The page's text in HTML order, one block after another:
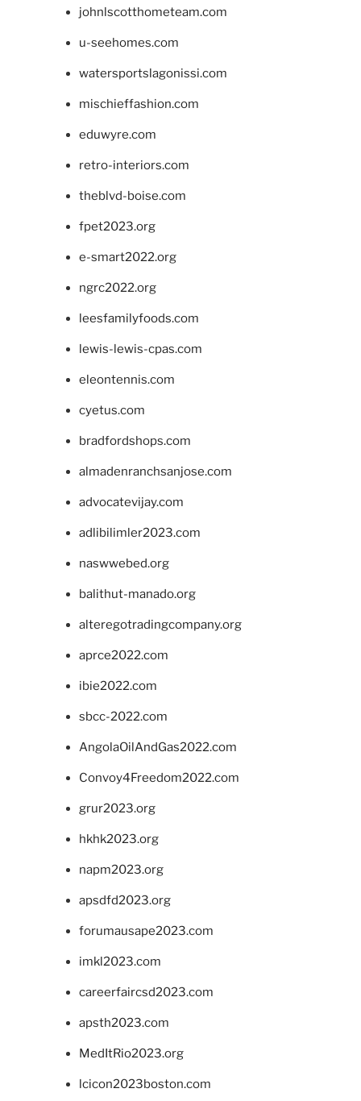
johnlscotthometeam.com
u-seehomes.com
watersportslagonissi.com
mischieffashion.com
eduwyre.com
retro-interiors.com
theblvd-boise.com
fpet2023.org
e-smart2022.org
ngrc2022.org
leesfamilyfoods.com
lewis-lewis-cpas.com
eleontennis.com
cyetus.com
bradfordshops.com
almadenranchsanjose.com
advocatevijay.com
adlibilimler2023.com
naswwebed.org
balithut-manado.org
alteregotradingcompany.org
aprce2022.com
ibie2022.com
sbcc-2022.com
AngolaOilAndGas2022.com
Convoy4Freedom2022.com
grur2023.org
hkhk2023.org
napm2023.org
apsdfd2023.org
forumausape2023.com
imkl2023.com
careerfaircsd2023.com
apsth2023.com
MedItRio2023.org
lcicon2023boston.com